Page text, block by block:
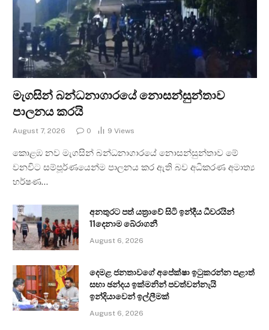
මැගසින් බන්ධනාගාරයේ නොසන්සුන්තාව
පාලනය කරයි
August 7, 2026 0 9 Views
කොළඹ නව මැගසින් බන්ධනාගාරයේ නොසන්සුන්තාව මේ
වනවිට සම්පූර්ණයෙන්ම පාලනය කර ඇති බව අධිකරණ අමාත්‍ය
හර්ෂණ…
අනතුරට පත් යත්‍රාවේ සිටි ඉන්දීය ධීවරයින්
11දෙනාම බේරාගනී
August 6, 2026
දෙමළ ජනතාවගේ අපේක්ෂා ඉටුකරන්න පළාත්
සභා ඡන්දය ඉක්මනින් පවත්වන්නැයි
ඉන්දියාවෙන් ඉල්ලීමක්
August 6, 2026